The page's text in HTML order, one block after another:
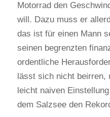
Motorrad den
will. Dazu muss er
das ist für einen Mann
seinen begrenzten
ordentliche
lässt sich nicht
leicht naiven
dem Salzsee den